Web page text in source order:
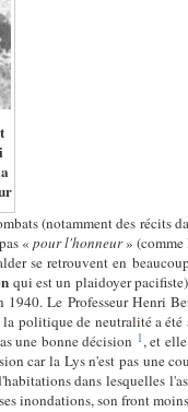
(notamment des récits
« pour l'honneur» (comme
se retrouvent en
qui est un plaidoyer
1940. Le Professeur Henri
politique de neutralité a
une bonne décision 1, et
car la Lys n'est pas une
dans lesquelles
inondations, son front